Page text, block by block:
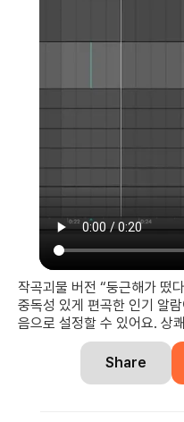
작곡괴물 버전 “둥근해가 떴
중독성 있게 편곡한 인기 알
음으로 설정할 수 있어요. 상
Share